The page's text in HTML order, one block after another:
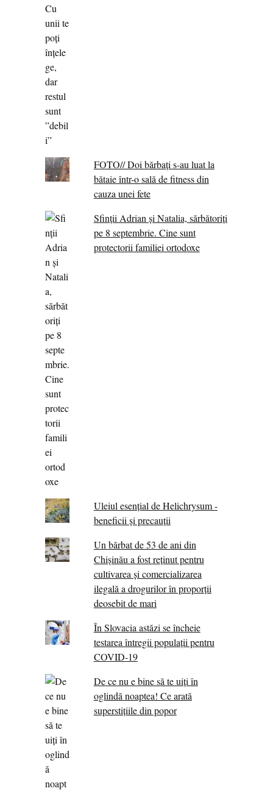
FOTO// Doi bărbați s-au luat la
bătaie într-o sală de fitness din
cauza unei fete
Sfinții Adrian și Natalia, sărbătoriți
pe 8 septembrie. Cine sunt
protectorii familiei ortodoxe
Uleiul esențial de Helichrysum -
beneficii și precauții
Un bărbat de 53 de ani din
Chișinău a fost reținut pentru
cultivarea și comercializarea
ilegală a drogurilor în proporții
deosebit de mari
În Slovacia astăzi se încheie
testarea întregii populații pentru
COVID-19
De ce nu e bine să te uiți în
oglindă noaptea! Ce arată
superstițiile din popor